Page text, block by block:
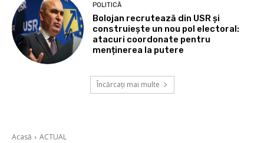
POLITICĂ
Bolojan recrutează din USR și
construiește un nou pol electoral:
atacuri coordonate pentru
menținerea la putere
Încărcați mai multe